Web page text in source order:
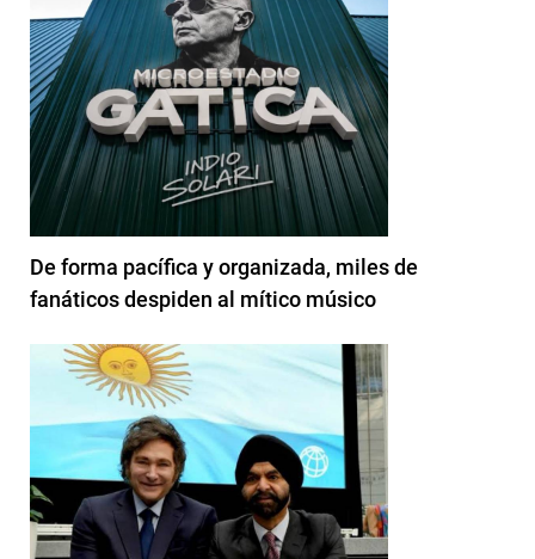
De forma pacífica y organizada, miles de
fanáticos despiden al mítico músico